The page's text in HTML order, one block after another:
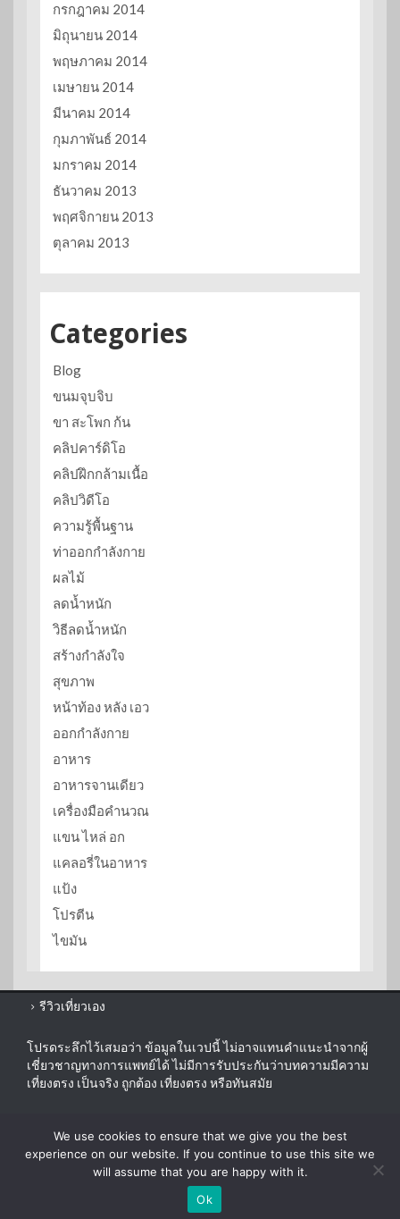
กรกฎาคม 2014
มิถุนายน 2014
พฤษภาคม 2014
เมษายน 2014
มีนาคม 2014
กุมภาพันธ์ 2014
มกราคม 2014
ธันวาคม 2013
พฤศจิกายน 2013
ตุลาคม 2013
Categories
Blog
ขนมจุบจิบ
ขา สะโพก ก้น
คลิปคาร์ดิโอ
คลิปฝึกกล้ามเนื้อ
คลิปวิดีโอ
ความรู้พื้นฐาน
ท่าออกกำลังกาย
ผลไม้
ลดน้ำหนัก
วิธีลดน้ำหนัก
สร้างกำลังใจ
สุขภาพ
หน้าท้อง หลัง เอว
ออกกำลังกาย
อาหาร
อาหารจานเดียว
เครื่องมือคำนวณ
แขน ไหล่ อก
แคลอรี่ในอาหาร
แป้ง
โปรตีน
ไขมัน
รีวิวเที่ยวเอง
โปรดระลึกไว้เสมอว่า ข้อมูลในเวปนี้ ไม่อาจแทนคำแนะนำจากผู้
เชี่ยวชาญทางการแพทย์ได้ ไม่มีการรับประกันว่าบทความมีความ
เที่ยงตรง เป็นจริง ถูกต้อง เที่ยงตรง หรือทันสมัย
disclaimer
© 2026 ezygoDIET.com. All Rights Reserved.
We use cookies to ensure that we give you the best
experience on our website. If you continue to use this site we
will assume that you are happy with it.
Ok